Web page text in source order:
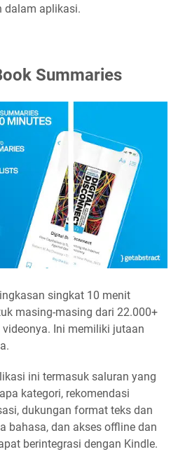
dalam aplikasi.
Summaries
singkat 10 menit
masing-masing dari 22.000+
Ini memiliki jutaan
ini termasuk saluran yang
kategori, rekomendasi
dukungan format teks dan
bahasa, dan akses offline dan
berintegrasi dengan Kindle.